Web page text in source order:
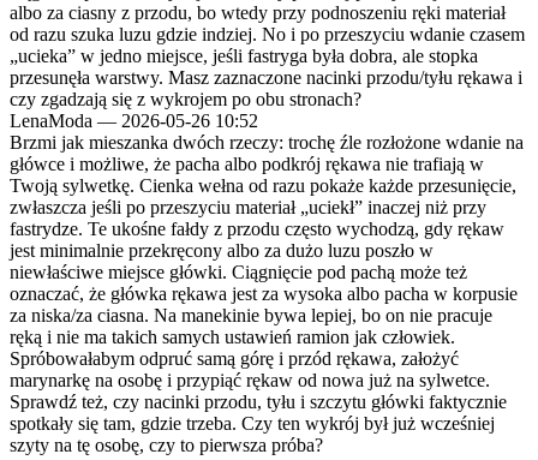
albo za ciasny z przodu, bo wtedy przy podnoszeniu ręki materiał
od razu szuka luzu gdzie indziej. No i po przeszyciu wdanie czasem
„ucieka” w jedno miejsce, jeśli fastryga była dobra, ale stopka
przesunęła warstwy. Masz zaznaczone nacinki przodu/tyłu rękawa i
czy zgadzają się z wykrojem po obu stronach?
LenaModa — 2026-05-26 10:52
Brzmi jak mieszanka dwóch rzeczy: trochę źle rozłożone wdanie na
główce i możliwe, że pacha albo podkrój rękawa nie trafiają w
Twoją sylwetkę. Cienka wełna od razu pokaże każde przesunięcie,
zwłaszcza jeśli po przeszyciu materiał „uciekł” inaczej niż przy
fastrydze. Te ukośne fałdy z przodu często wychodzą, gdy rękaw
jest minimalnie przekręcony albo za dużo luzu poszło w
niewłaściwe miejsce główki. Ciągnięcie pod pachą może też
oznaczać, że główka rękawa jest za wysoka albo pacha w korpusie
za niska/za ciasna. Na manekinie bywa lepiej, bo on nie pracuje
ręką i nie ma takich samych ustawień ramion jak człowiek.
Spróbowałabym odpruć samą górę i przód rękawa, założyć
marynarkę na osobę i przypiąć rękaw od nowa już na sylwetce.
Sprawdź też, czy nacinki przodu, tyłu i szczytu główki faktycznie
spotkały się tam, gdzie trzeba. Czy ten wykrój był już wcześniej
szyty na tę osobę, czy to pierwsza próba?